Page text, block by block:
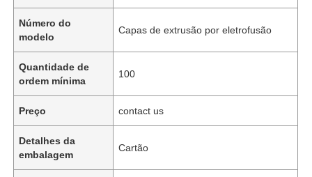
Número do
modelo
Capas de extrusão por eletrofusão
Quantidade de
ordem mínima
100
Preço contact us
Detalhes da
embalagem
Cartão